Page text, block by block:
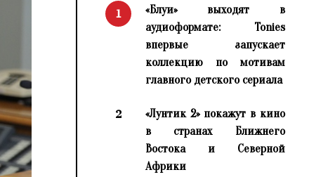
1
«Блуи» выходят в
аудиоформате: Tonies
впервые запускает
коллекцию по мотивам
главного детского сериала
2
«Лунтик 2» покажут в кино
в странах Ближнего
Востока и Северной
Африки